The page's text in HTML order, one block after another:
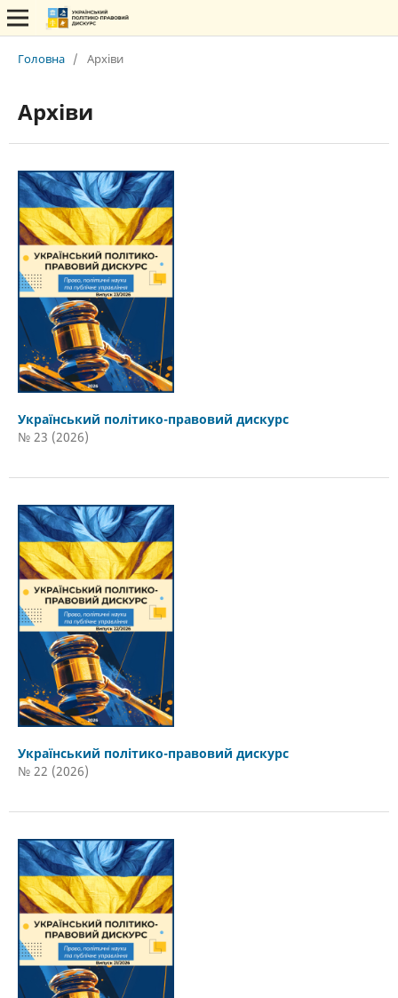
Головна / Архіви
Архіви
Український політико-правовий дискурс
№ 23 (2026)
Український політико-правовий дискурс
№ 22 (2026)